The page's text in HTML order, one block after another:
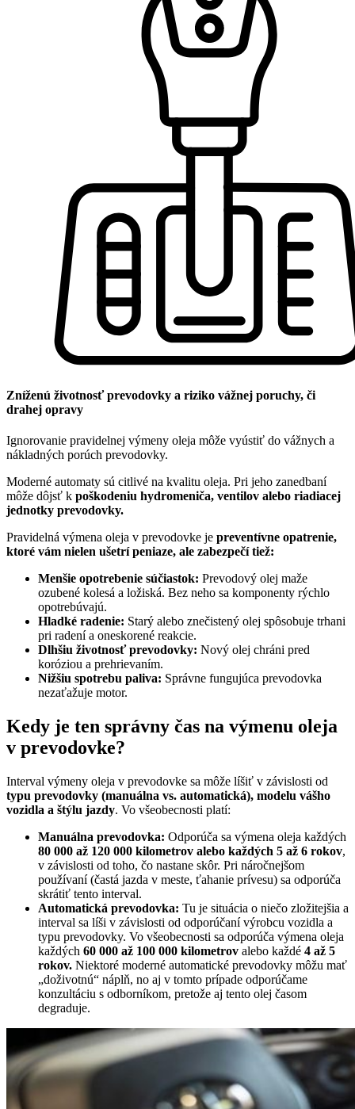
Zníženú životnosť prevodovky a riziko vážnej poruchy, či
drahej opravy
Ignorovanie pravidelnej výmeny oleja môže vyústiť do vážnych a
nákladných porúch prevodovky.
Moderné automaty sú citlivé na kvalitu oleja. Pri jeho zanedbaní
môže dôjsť k poškodeniu hydromeniča, ventilov alebo riadiacej
jednotky prevodovky.
Pravidelná výmena oleja v prevodovke je preventívne opatrenie,
ktoré vám nielen ušetrí peniaze, ale zabezpečí tiež:
Menšie opotrebenie súčiastok: Prevodový olej maže
ozubené kolesá a ložiská. Bez neho sa komponenty rýchlo
opotrebúvajú.
Hladké radenie: Starý alebo znečistený olej spôsobuje trhani
pri radení a oneskorené reakcie.
Dlhšiu životnosť prevodovky: Nový olej chráni pred
koróziou a prehrievaním.
Nižšiu spotrebu paliva: Správne fungujúca prevodovka
nezaťažuje motor.
Kedy je ten správny čas na výmenu oleja
v prevodovke?
Interval výmeny oleja v prevodovke sa môže líšiť v závislosti od
typu prevodovky (manuálna vs. automatická), modelu vášho
vozidla a štýlu jazdy. Vo všeobecnosti platí:
Manuálna prevodovka: Odporúča sa výmena oleja každých
80 000 až 120 000 kilometrov alebo každých 5 až 6 rokov,
v závislosti od toho, čo nastane skôr. Pri náročnejšom
používaní (častá jazda v meste, ťahanie prívesu) sa odporúča
skrátiť tento interval.
Automatická prevodovka: Tu je situácia o niečo zložitejšia a
interval sa líši v závislosti od odporúčaní výrobcu vozidla a
typu prevodovky. Vo všeobecnosti sa odporúča výmena oleja
každých 60 000 až 100 000 kilometrov alebo každé 4 až 5
rokov. Niektoré moderné automatické prevodovky môžu mať
„doživotnú“ náplň, no aj v tomto prípade odporúčame
konzultáciu s odborníkom, pretože aj tento olej časom
degraduje.